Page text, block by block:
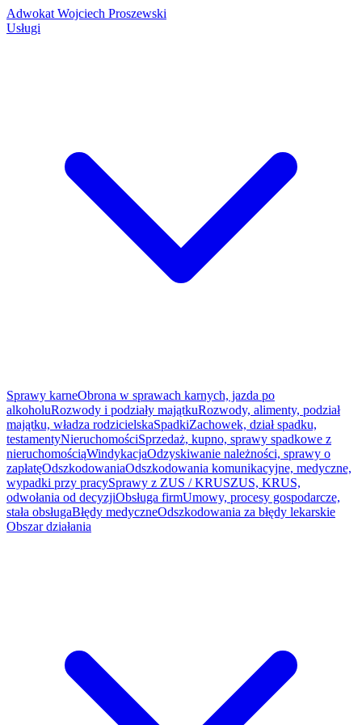
Adwokat Wojciech Proszewski
Usługi
Sprawy karneObrona w sprawach karnych, jazda po
alkoholuRozwody i podziały majątkuRozwody, alimenty, podział
majątku, władza rodzicielskaSpadkiZachowek, dział spadku,
testamentyNieruchomościSprzedaż, kupno, sprawy spadkowe z
nieruchomościąWindykacjaOdzyskiwanie należności, sprawy o
zapłatęOdszkodowaniaOdszkodowania komunikacyjne, medyczne,
wypadki przy pracySprawy z ZUS / KRUSZUS, KRUS,
odwołania od decyzjiObsługa firmUmowy, procesy gospodarcze,
stała obsługaBłędy medyczneOdszkodowania za błędy lekarskie
Obszar działania